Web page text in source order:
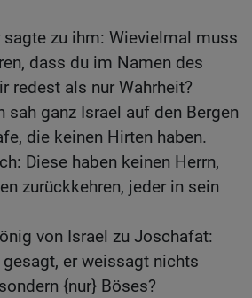
sagte zu ihm: Wievielmal muss
dass du im Namen des
redest als nur Wahrheit?
sah ganz Israel auf den Bergen
die keinen Hirten haben.
Diese haben keinen Herrn,
zurückkehren, jeder in sein
von Israel zu Joschafat:
er weissagt nichts
{nur} Böses?